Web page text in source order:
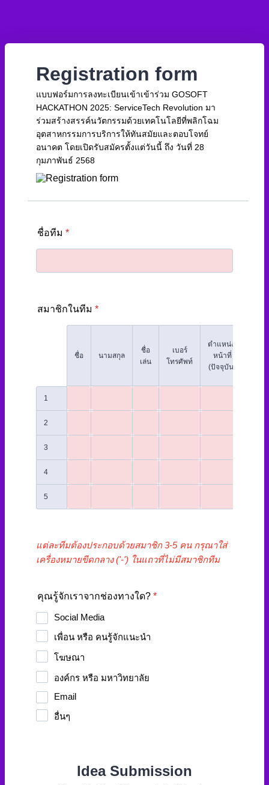
Registration form
แบบฟอร์มการลงทะเบียนเข้าเข้าร่วม GOSOFT
HACKATHON 2025: ServiceTech Revolution มา
ร่วมสร้างสรรค์นวัตกรรมด้วยเทคโนโลยีที่พลิกโฉม
อุตสาหกรรมการบริการให้ทันสมัยและตอบโจทย์
อนาคต โดยเปิดรับสมัครตั้งแต่วันนี้ ถึง วันที่ 28
กุมภาพันธ์ 2568
ชื่อทีม *
สมาชิกในทีม *
ชื่อ นามสกุล
ชื่อ
เล่น
เบอร์
โทรศัพท์
ตำแหน่ง/
หน้าที่
(ปัจจุบัน)
1
2
3
4
5
แต่ละทีมต้องประกอบด้วยสมาชิก 3-5 คน กรุณาใส่
เครื่องหมายขีดกลาง ('-') ในแถวที่ไม่มีสมาชิกทีม
คุณรู้จักเราจากช่องทางใด? *
Social Media
เพื่อน หรือ คนรู้จักแนะนำ
โฆษณา
องค์กร หรือ มหาวิทยาลัย
Email
อื่นๆ
Idea Submission